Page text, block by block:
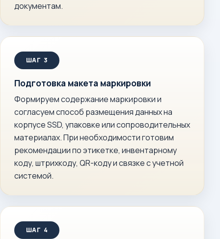
документам.
Подготовка макета маркировки
Формируем содержание маркировки и
согласуем способ размещения данных на
корпусе SSD, упаковке или сопроводительных
материалах. При необходимости готовим
рекомендации по этикетке, инвентарному
коду, штрихкоду, QR-коду и связке с учетной
системой.